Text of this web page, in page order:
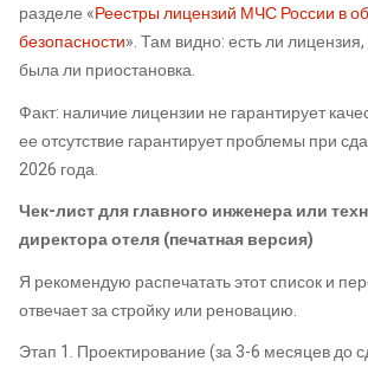
разделе «Реестры лицензий МЧС России в
безопасности». Там видно: есть ли
была ли приостановка.
Факт: наличие лицензии не гарантирует
ее отсутствие гарантирует проблемы при
2026 года.
Чек-лист для главного инженера или
директора отеля (печатная версия)
Я рекомендую распечатать этот список и
отвечает за стройку или реновацию.
Этап 1. Проектирование (за 3-6 месяцев до